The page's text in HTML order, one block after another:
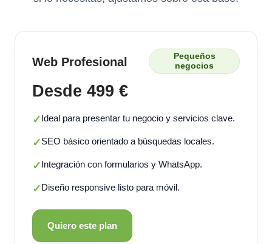
Web Profesional
Pequeños
negocios
Desde 499 €
✓Ideal para presentar tu negocio y servicios clave.
✓SEO básico orientado a búsquedas locales.
✓Integración con formularios y WhatsApp.
✓Diseño responsive listo para móvil.
Quiero este plan